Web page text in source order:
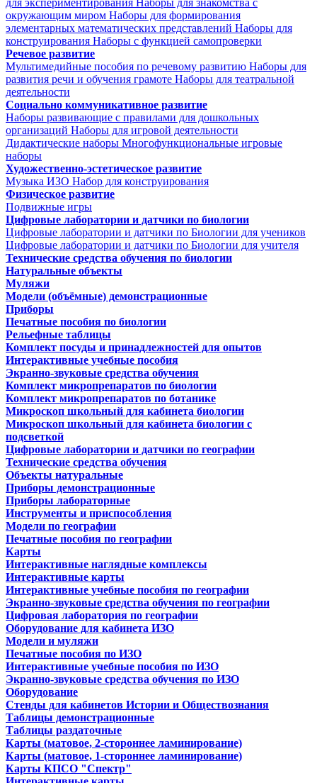
для экспериментирования Наборы для знакомства с
окружающим миром Наборы для формирования
элементарных математических представлений Наборы для
конструирования Наборы с функцией самопроверки
Речевое развитие
Мультимедийные пособия по речевому развитию Наборы для
развития речи и обучения грамоте Наборы для театральной
деятельности
Социально коммуникативное развитие
Наборы развивающие с правилами для дошкольных
организаций Наборы для игровой деятельности
Дидактические наборы Многофункциональные игровые
наборы
Художественно-эстетическое развитие
Музыка ИЗО Набор для конструирования
Физическое развитие
Подвижные игры
Цифровые лаборатории и датчики по биологии
Цифровые лаборатории и датчики по Биологии для учеников
Цифровые лаборатории и датчики по Биологии для учителя
Технические средства обучения по биологии
Натуральные объекты
Муляжи
Модели (объёмные) демонстрационные
Приборы
Печатные пособия по биологии
Рельефные таблицы
Комплект посуды и принадлежностей для опытов
Интерактивные учебные пособия
Экранно-звуковые средства обучения
Комплект микропрепаратов по биологии
Комплект микропрепаратов по ботанике
Микроскоп школьный для кабинета биологии
Микроскоп школьный для кабинета биологии с
подсветкой
Цифровые лаборатории и датчики по географии
Технические средства обучения
Объекты натуральные
Приборы демонстрационные
Приборы лабораторные
Инструменты и приспособления
Модели по географии
Печатные пособия по географии
Карты
Интерактивные наглядные комплексы
Интерактивные карты
Интерактивные учебные пособия по географии
Экранно-звуковые средства обучения по географии
Цифровая лаборатория по географии
Оборудование для кабинета ИЗО
Модели и муляжи
Печатные пособия по ИЗО
Интерактивные учебные пособия по ИЗО
Экранно-звуковые средства обучения по ИЗО
Оборудование
Стенды для кабинетов Истории и Обществознания
Таблицы демонстрационные
Таблицы раздаточные
Карты (матовое, 2-стороннее ламинирование)
Карты (матовое, 1-стороннее ламинирование)
Карты КПСО "Спектр"